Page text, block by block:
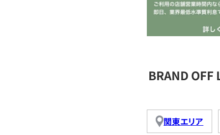
BRAND
関東エリア